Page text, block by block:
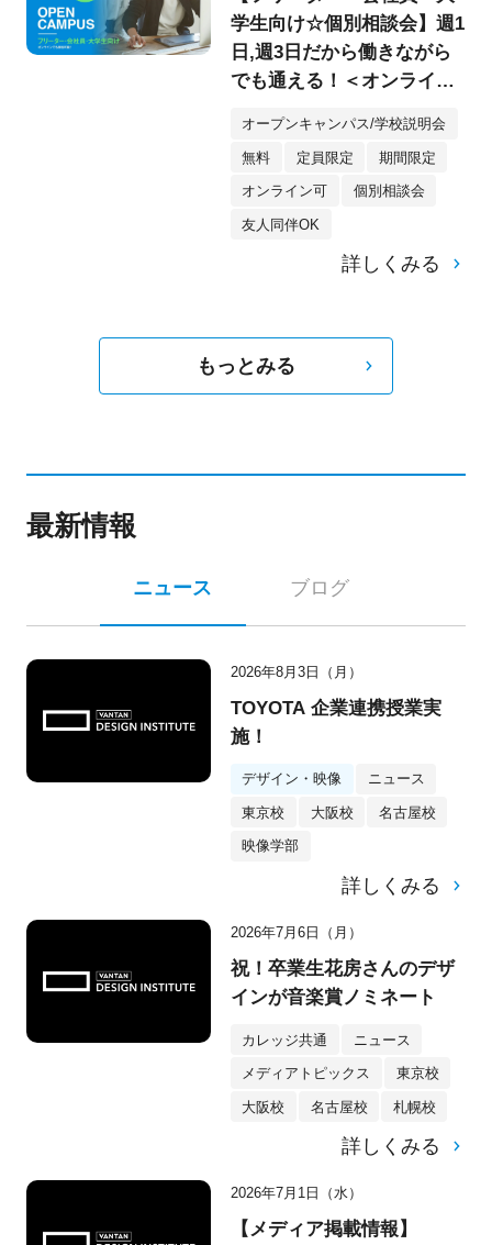
学生向け☆個別相談会】週1
日,週3日だから働きながら
でも通える！＜オンライン
オープンキャンパス/学校説明会
無料 定員限定 期間限定
オンライン可 個別相談会
友人同伴OK
詳しくみる
もっとみる
最新情報
ニュース ブログ
2026年8月3日（月）
TOYOTA 企業連携授業実
施！
デザイン・映像 ニュース
東京校 大阪校 名古屋校
映像学部
詳しくみる
2026年7月6日（月）
祝！卒業生花房さんのデザ
インが音楽賞ノミネート
カレッジ共通 ニュース
メディアトピックス 東京校
大阪校 名古屋校 札幌校
詳しくみる
2026年7月1日（水）
【メディア掲載情報】